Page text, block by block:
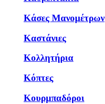
Κάσες Μανομέτρων
Καστάνιες
Κολλητήρια
Κόπτες
Κουρμπαδόροι